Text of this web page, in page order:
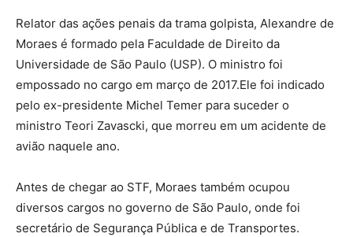
Relator das ações penais da trama golpista, Alexandre de
Moraes é formado pela Faculdade de Direito da
Universidade de São Paulo (USP). O ministro foi
empossado no cargo em março de 2017.Ele foi indicado
pelo ex-presidente Michel Temer para suceder o
ministro Teori Zavascki, que morreu em um acidente de
avião naquele ano.
Antes de chegar ao STF, Moraes também ocupou
diversos cargos no governo de São Paulo, onde foi
secretário de Segurança Pública e de Transportes.